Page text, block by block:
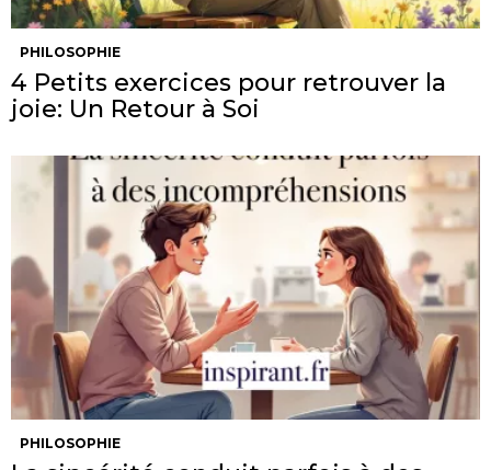
PHILOSOPHIE
4 Petits exercices pour retrouver la
joie: Un Retour à Soi
PHILOSOPHIE